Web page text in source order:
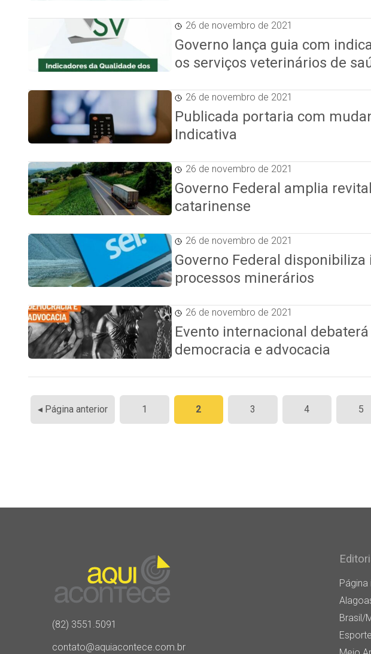
26 de novembro de 2021
Governo lança guia com
os serviços veterinários de
26 de novembro de 2021
Publicada portaria com
Indicativa
26 de novembro de 2021
Governo Federal amplia
catarinense
26 de novembro de 2021
Governo Federal
processos minerários
26 de novembro de 2021
Evento internacional
democracia e advocacia
Paginação
de
◂ Página anterior 1 2 3 4 5
(82) 3551.5091
contato@aquiacontece.com.br
Página
Brasil/
Esporte